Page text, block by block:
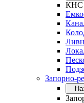
КНС
Запорно-